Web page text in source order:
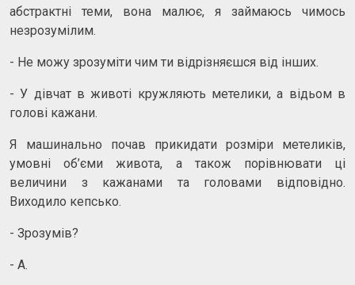
абстрактні теми, вона малює, я займаюсь чимось
незрозумілим.
- Не можу зрозуміти чим ти відрізняєшся від інших.
- У дівчат в животі кружляють метелики, а відьом в
голові кажани.
Я машинально почав прикидати розміри метеликів,
умовні об’єми живота, а також порівнювати ці
величини з кажанами та головами відповідно.
Виходило кепсько.
- Зрозумів?
- А.